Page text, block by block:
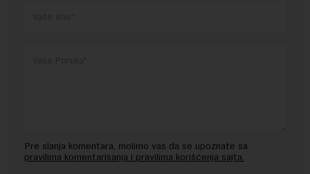
Pre slanja komentara, molimo vas da se upoznate sa
pravilima komentarisanja i pravilima korišćenja sajta.